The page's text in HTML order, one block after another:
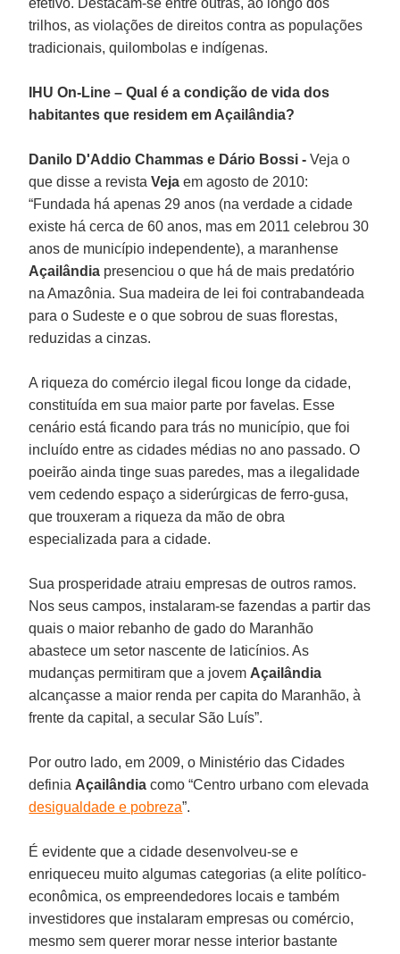
trilhos, as violações de direitos contra as populações
tradicionais, quilombolas e indígenas.
IHU On-Line – Qual é a condição de vida dos
habitantes que residem em Açailândia?
Danilo D'Addio Chammas e Dário Bossi - Veja o
que disse a revistaVejaem agosto de 2010:
“Fundada há apenas 29 anos (na verdade a cidade
existe há cerca de 60 anos, mas em 2011 celebrou 30
anos de município independente), a maranhense
Açailândia presenciou o que há de mais predatório
na Amazônia. Sua madeira de lei foi contrabandeada
para o Sudeste e o que sobrou de suas florestas,
reduzidas a cinzas.
A riqueza do comércio ilegal ficou longe da cidade,
constituída em sua maior parte por favelas. Esse
cenário está ficando para trás no município, que foi
incluído entre as cidades médias no ano passado. O
poeirão ainda tinge suas paredes, mas a ilegalidade
vem cedendo espaço a siderúrgicas de ferro-gusa,
que trouxeram a riqueza da mão de obra
especializada para a cidade.
Sua prosperidade atraiu empresas de outros ramos.
Nos seus campos, instalaram-se fazendas a partir das
quais o maior rebanho de gado do Maranhão
abastece um setor nascente de laticínios. As
mudanças permitiram que a jovem Açailândia
alcançasse a maior renda per capita do Maranhão, à
frente da capital, a secular São Luís”.
Por outro lado, em 2009, o Ministério das Cidades
definia Açailândiacomo “Centro urbano com elevada
desigualdade e pobreza”.
É evidente que a cidade desenvolveu-se e
enriqueceu muito algumas categorias (a elite político-
econômica, os empreendedores locais e também
investidores que instalaram empresas ou comércio,
mesmo sem querer morar nesse interior bastante